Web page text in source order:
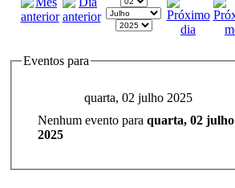
Eventos para
quarta, 02 julho 2025
Nenhum evento para quarta, 02 julho
2025